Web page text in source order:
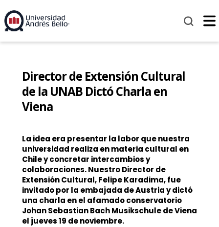
Director de Extensión Cultural
de la UNAB Dictó Charla en
Viena
La idea era presentar la labor que nuestra
universidad realiza en materia cultural en
Chile y concretar intercambios y
colaboraciones. Nuestro Director de
Extensión Cultural, Felipe Karadima, fue
invitado por la embajada de Austria y dictó
una charla en el afamado conservatorio
Johan Sebastian Bach Musikschule de Viena
el jueves 19 de noviembre.